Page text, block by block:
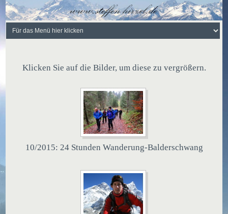
Klicken Sie auf die Bilder, um diese zu vergrößern.
10/2015: 24 Stunden Wanderung-Balderschwang